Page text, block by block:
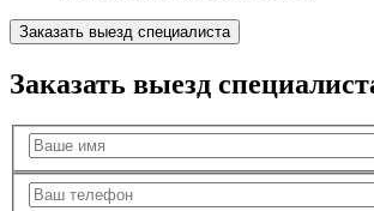
Заказать выезд специалиста
Заказать выезд